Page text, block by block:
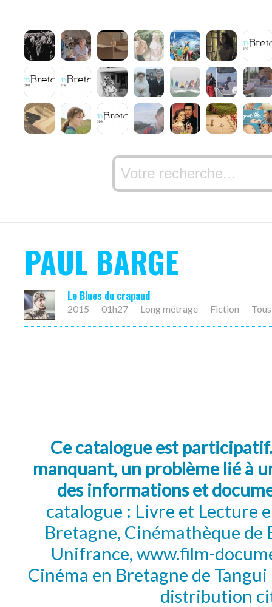
PAUL BARGE
Le Blues du crapaud
2015 01h27 Long métrage Fiction
Ce catalogue est
manquant, un problème lié à
des informations et
catalogue : Livre et Lecture
Bretagne, Cinémathèque de
Unifrance, www.film-
Cinéma en Bretagne de
distribution